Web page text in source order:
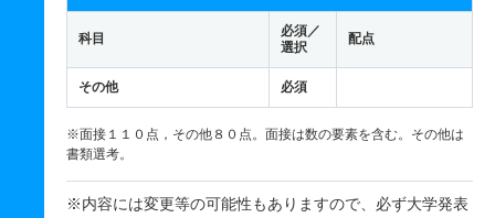
科目
必須／
選択
配点
その他 必須
※面接１１０点，その他８０点。面接は数の要素を含む。その他は
書類選考。
※内容には変更等の可能性もありますので、必ず大学発表